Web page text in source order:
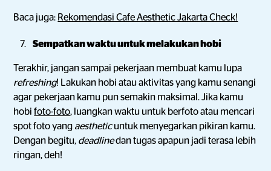
Baca juga: Rekomendasi Cafe Aesthetic Jakarta Check!
Sempatkan waktu untuk melakukan hobi
Terakhir, jangan sampai pekerjaan membuat kamu lupa
refreshing! Lakukan hobi atau aktivitas yang kamu senangi
agar pekerjaan kamu pun semakin maksimal. Jika kamu
hobifoto-foto, luangkan waktu untuk berfoto atau mencari
spot foto yang aestheticuntuk menyegarkan pikiran kamu.
Dengan begitu, deadlinedan tugas apapun jadi terasa lebih
ringan, deh!